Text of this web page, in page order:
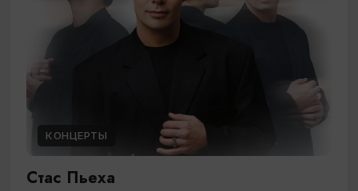
КОНЦЕРТЫ
Стас Пьеха